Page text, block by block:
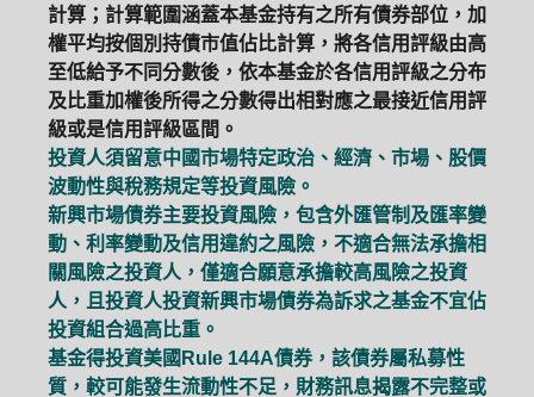
計算；計算範圍涵蓋本基金持有之所有債券部位，加
權平均按個別持債市值佔比計算，將各信用評級由高
至低給予不同分數後，依本基金於各信用評級之分布
及比重加權後所得之分數得出相對應之最接近信用評
級或是信用評級區間。
投資人須留意中國市場特定政治、經濟、市場、股價
波動性與稅務規定等投資風險。
新興市場債券主要投資風險，包含外匯管制及匯率變
動、利率變動及信用違約之風險，不適合無法承擔相
關風險之投資人，僅適合願意承擔較高風險之投資
人，且投資人投資新興市場債券為訴求之基金不宜佔
投資組合過高比重。
基金得投資美國Rule 144A債券，該債券屬私募性
質，較可能發生流動性不足，財務訊息揭露不完整或